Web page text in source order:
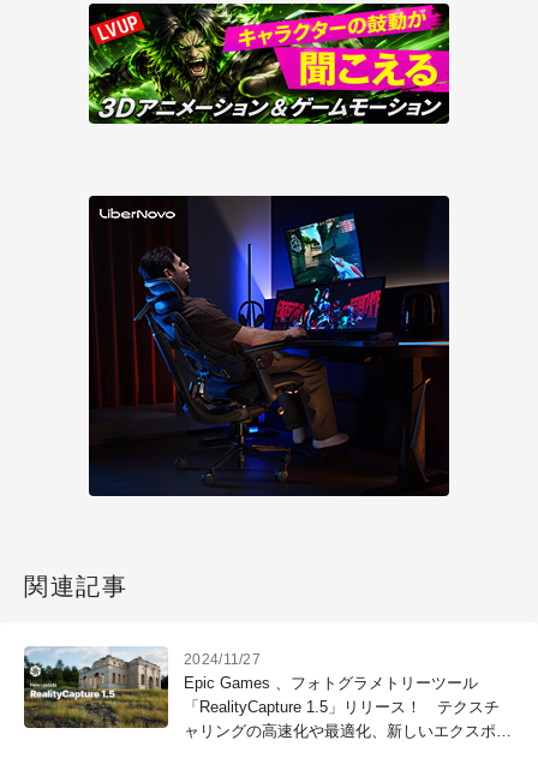
関連記事
2024/11/27
Epic Games 、フォトグラメトリーツール
「RealityCapture 1.5」リリース！ テクスチ
ャリングの高速化や最適化、新しいエクスポー